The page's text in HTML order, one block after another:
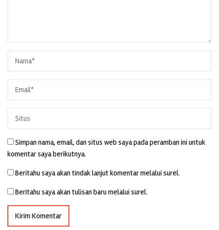
Simpan nama, email, dan situs web saya pada peramban ini untuk
komentar saya berikutnya.
Beritahu saya akan tindak lanjut komentar melalui surel.
Beritahu saya akan tulisan baru melalui surel.